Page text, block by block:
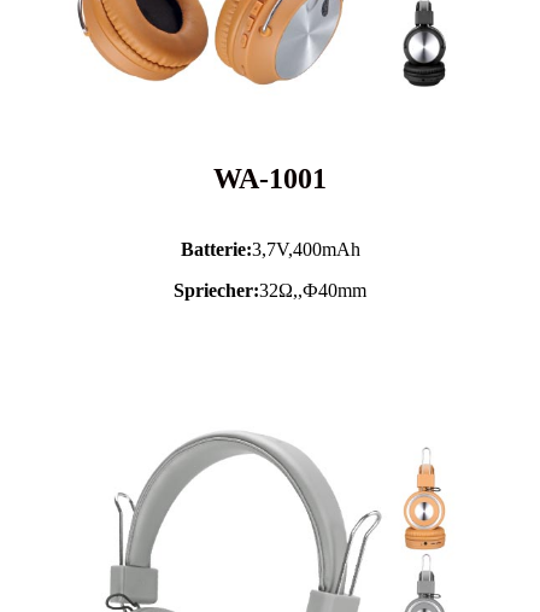
WA-1001
Batterie:3,7V,400mAh
Spriecher:32Ω,,Ф40mm